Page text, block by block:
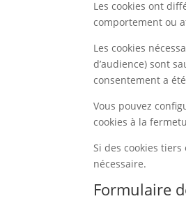
Les cookies ont
comportement ou
Les cookies
d’audience) sont
consentement a
Vous pouvez
cookies à la
Si des cookies
nécessaire.
Formulaire